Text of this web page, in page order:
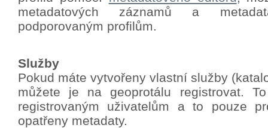
metadatových záznamů a
podporovaným profilům.
Služby
Pokud máte vytvořeny vlastní služby
můžete je na geoprotálu registrovat.
registrovaným uživatelům a to pouze
opatřeny metadaty.